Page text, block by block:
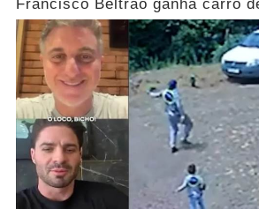
Francisco Beltrão ganha carro
após vídeo dos filhos